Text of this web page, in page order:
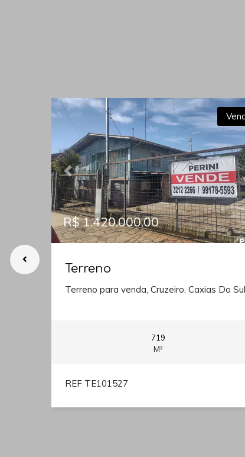
Previous
R$ 1.420.000,00
Terreno
Terreno para venda, Cruzeiro, Caxias Do Sul
719
M²
REF TE101527